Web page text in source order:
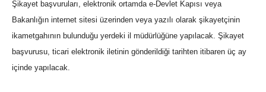
Şikayet başvuruları, elektronik ortamda e-Devlet Kapısı veya
Bakanlığın internet sitesi üzerinden veya yazılı olarak şikayetçinin
ikametgahının bulunduğu yerdeki il müdürlüğüne yapılacak. Şikayet
başvurusu, ticari elektronik iletinin gönderildiği tarihten itibaren üç ay
içinde yapılacak.